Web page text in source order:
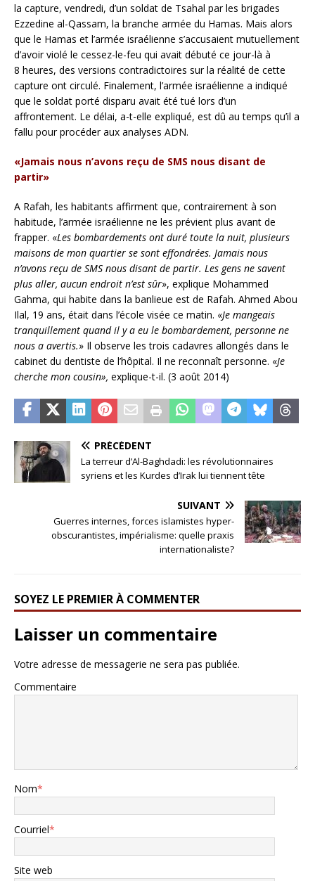
la capture, vendredi, d’un soldat de Tsahal par les brigades
Ezzedine al-Qassam, la branche armée du Hamas. Mais alors
que le Hamas et l’armée israélienne s’accusaient mutuellement
d’avoir violé le cessez-le-feu qui avait débuté ce jour-là à
8 heures, des versions contradictoires sur la réalité de cette
capture ont circulé. Finalement, l’armée israélienne a indiqué
que le soldat porté disparu avait été tué lors d’un
affrontement. Le délai, a-t-elle expliqué, est dû au temps qu’il a
fallu pour procéder aux analyses ADN.
«Jamais nous n’avons reçu de SMS nous disant de
partir»
A Rafah, les habitants affirment que, contrairement à son
habitude, l’armée israélienne ne les prévient plus avant de
frapper. «Les bombardements ont duré toute la nuit, plusieurs
maisons de mon quartier se sont effondrées. Jamais nous
n’avons reçu de SMS nous disant de partir. Les gens ne savent
plus aller, aucun endroit n’est sûr», explique Mohammed
Gahma, qui habite dans la banlieue est de Rafah. Ahmed Abou
Ilal, 19 ans, était dans l’école visée ce matin. «Je mangeais
tranquillement quand il y a eu le bombardement, personne ne
nous a avertis.» Il observe les trois cadavres allongés dans le
cabinet du dentiste de l’hôpital. Il ne reconnaît personne. «Je
cherche mon cousin», explique-t-il. (3 août 2014)
PRÉCÉDENT
La terreur d’Al-Baghdadi: les révolutionnaires
syriens et les Kurdes d’Irak lui tiennent tête
SUIVANT
Guerres internes, forces islamistes hyper-
obscurantistes, impérialisme: quelle praxis
internationaliste?
SOYEZ LE PREMIER À COMMENTER
Laisser un commentaire
Votre adresse de messagerie ne sera pas publiée.
Commentaire
Nom*
Courriel*
Site web